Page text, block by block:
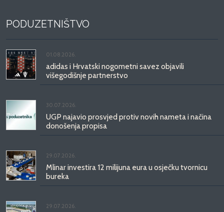
PODUZETNIŠTVO
01.08.2026.
adidas i Hrvatski nogometni savez objavili
višegodišnje partnerstvo
30.07.2026.
UGP najavio prosvjed protiv novih nameta i načina
donošenja propisa
29.07.2026.
Mlinar investira 12 milijuna eura u osječku tvornicu
bureka
29.07.2026.